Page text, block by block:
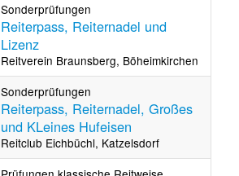
Sonderprüfungen
Reiterpass, Reiternadel und
Lizenz
Reitverein Braunsberg, Böheimkirchen
Sonderprüfungen
Reiterpass, Reiternadel, Großes
und KLeines Hufeisen
Reitclub Eichbüchl, Katzelsdorf